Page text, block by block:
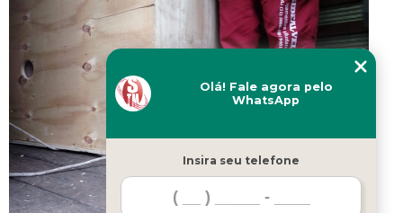
Olá! Fale agora pelo
WhatsApp
Insira seu telefone